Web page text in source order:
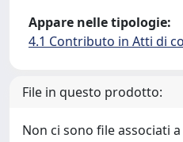
Appare nelle tipologie:
4.1 Contributo in Atti di
File in questo prodotto:
Non ci sono file associati